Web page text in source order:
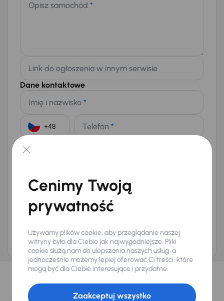
Opisz samochód *
Link do ogłoszenia w innym serwisie
Dane kontaktowe
Imię i nazwisko *
Telefon *
E-mail
Na numer telefonu (opcjonalnie)
Wyślij zapytanie
ani zagwarantowaną dostępnością pojazdu. AURES Holdings a.s., z siedzibą
Dopraváků 874/15, Čimice, 184 00 Praga 8, będzie przechowywać i przetwarzać
Twoje dane osobowe zgodnie z zasadami ochrony i przetwarzaniadanych
osobowych
Wybraliśmy dla Ciebie
Wybieramy dla Ciebienajlepsze pojazdyz naszej oferty. Kupimy
dla Ciebiedo 400 pojazdówkażdego dnia.
Cenimy Twoją
prywatność
Używamy plików cookie, aby przeglądanie naszej
witryny było dla Ciebie jak najwygodniejsze. Pliki
cookie służą nam do ulepszania naszych usług, a
jednocześnie możemy lepiej oferować Ci treści, które
mogą być dla Ciebie interesujące i przydatne.
Zaakceptuj wszystko